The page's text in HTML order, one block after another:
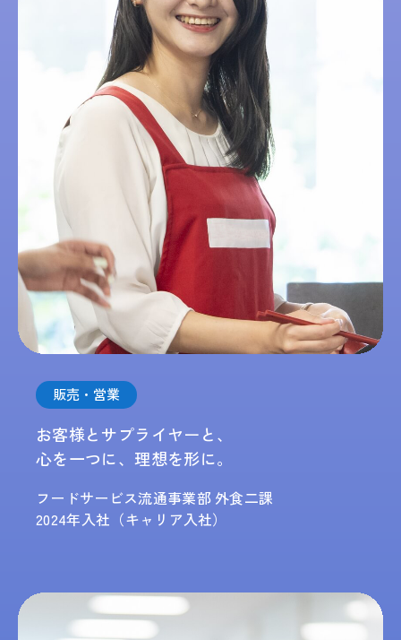
販売・営業
お客様とサプライヤーと、
心を一つに、理想を形に。
フードサービス流通事業部 外食二課
2024年入社（キャリア入社）